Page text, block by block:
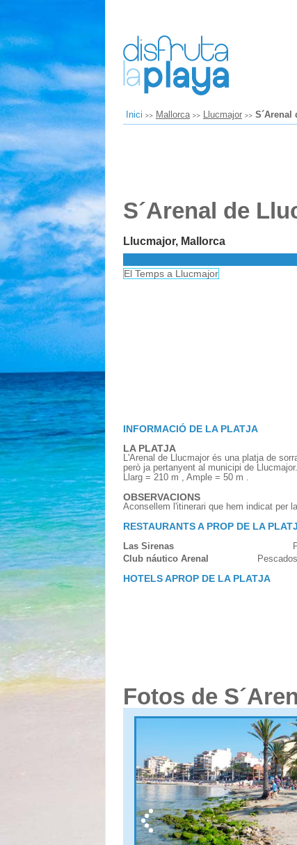
Inici Mallorca Llucmajor S´Arenal
S´Arenal de
Llucmajor, Mallorca
El Temps a Llucmajor
INFORMACIÓ DE LA PLATJA
LA PLATJA
L'Arenal de Llucmajor és una platja de
però ja pertanyent al municipi de
Llarg = 210 m , Ample = 50 m .
OBSERVACIONS
Aconsellem l'itinerari que hem indicat per
RESTAURANTS A PROP DE LA
Las Sirenas
Club náutico Arenal
HOTELS APROP DE LA PLATJA
Fotos de